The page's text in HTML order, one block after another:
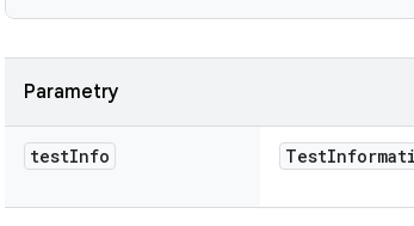
Parametry
testInfo Test